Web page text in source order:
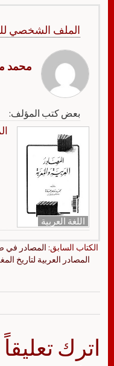
الملف الشخصي
محمد
بعض كتب المؤلف:
اللغة العربية
الكتاب السابق: المصادر في
المصادر العربية لتاريخ
اترك تعليقاً